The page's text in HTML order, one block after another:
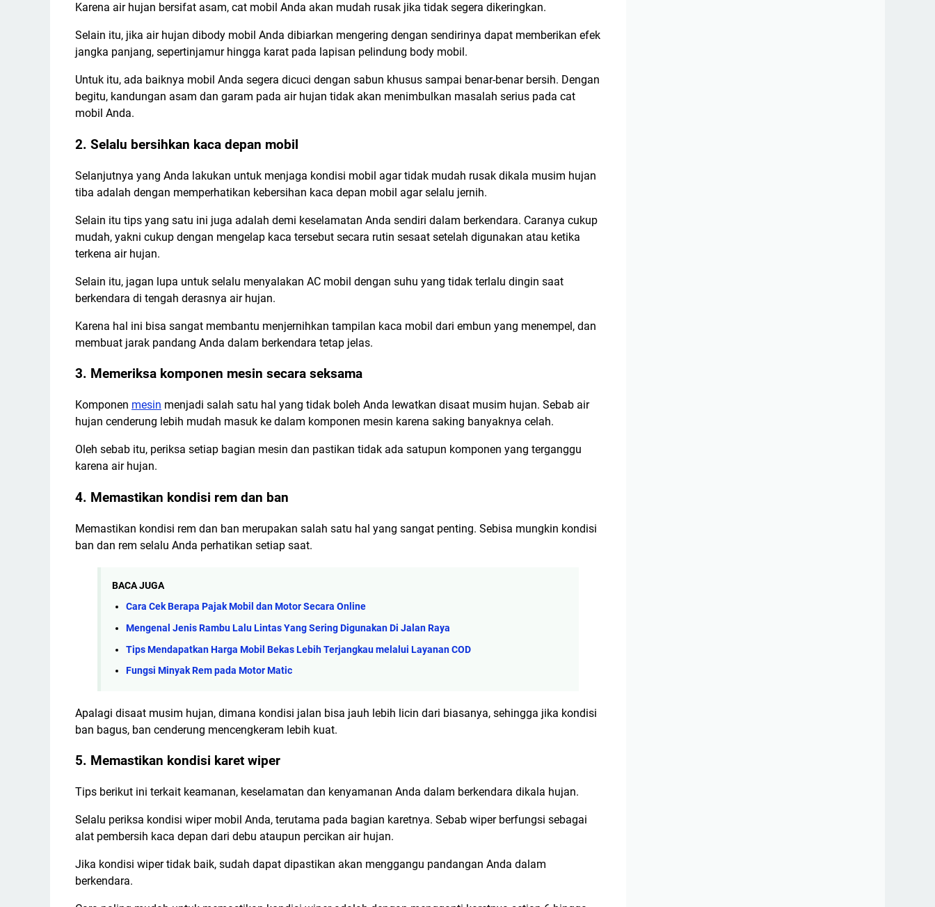
Karena air hujan bersifat asam, cat mobil Anda akan mudah rusak jika tidak segera dikeringkan.
Selain itu, jika air hujan dibody mobil Anda dibiarkan mengering dengan sendirinya dapat memberikan efek
jangka panjang, sepertinjamur hingga karat pada lapisan pelindung body mobil.
Untuk itu, ada baiknya mobil Anda segera dicuci dengan sabun khusus sampai benar-benar bersih. Dengan
begitu, kandungan asam dan garam pada air hujan tidak akan menimbulkan masalah serius pada cat
mobil Anda.
2. Selalu bersihkan kaca depan mobil
Selanjutnya yang Anda lakukan untuk menjaga kondisi mobil agar tidak mudah rusak dikala musim hujan
tiba adalah dengan memperhatikan kebersihan kaca depan mobil agar selalu jernih.
Selain itu tips yang satu ini juga adalah demi keselamatan Anda sendiri dalam berkendara. Caranya cukup
mudah, yakni cukup dengan mengelap kaca tersebut secara rutin sesaat setelah digunakan atau ketika
terkena air hujan.
Selain itu, jagan lupa untuk selalu menyalakan AC mobil dengan suhu yang tidak terlalu dingin saat
berkendara di tengah derasnya air hujan.
Karena hal ini bisa sangat membantu menjernihkan tampilan kaca mobil dari embun yang menempel, dan
membuat jarak pandang Anda dalam berkendara tetap jelas.
3. Memeriksa komponen mesin secara seksama
Komponen mesin menjadi salah satu hal yang tidak boleh Anda lewatkan disaat musim hujan. Sebab air
hujan cenderung lebih mudah masuk ke dalam komponen mesin karena saking banyaknya celah.
Oleh sebab itu, periksa setiap bagian mesin dan pastikan tidak ada satupun komponen yang terganggu
karena air hujan.
4. Memastikan kondisi rem dan ban
Memastikan kondisi rem dan ban merupakan salah satu hal yang sangat penting. Sebisa mungkin kondisi
ban dan rem selalu Anda perhatikan setiap saat.
BACA JUGA
Cara Cek Berapa Pajak Mobil dan Motor Secara Online
Mengenal Jenis Rambu Lalu Lintas Yang Sering Digunakan Di Jalan Raya
Tips Mendapatkan Harga Mobil Bekas Lebih Terjangkau melalui Layanan COD
Fungsi Minyak Rem pada Motor Matic
Apalagi disaat musim hujan, dimana kondisi jalan bisa jauh lebih licin dari biasanya, sehingga jika kondisi
ban bagus, ban cenderung mencengkeram lebih kuat.
5. Memastikan kondisi karet wiper
Tips berikut ini terkait keamanan, keselamatan dan kenyamanan Anda dalam berkendara dikala hujan.
Selalu periksa kondisi wiper mobil Anda, terutama pada bagian karetnya. Sebab wiper berfungsi sebagai
alat pembersih kaca depan dari debu ataupun percikan air hujan.
Jika kondisi wiper tidak baik, sudah dapat dipastikan akan menggangu pandangan Anda dalam
berkendara.